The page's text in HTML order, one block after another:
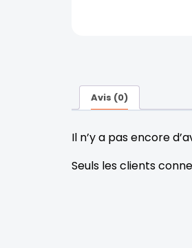
Avis (0)
Il n’y a pas encore
Seuls les clients